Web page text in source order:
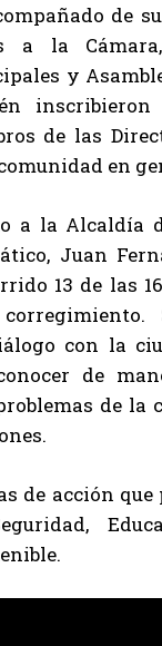
de
a la
y
inscribieron
de las
en
a la Alcaldía
Juan
13 de las
con la
de
de la
de acción